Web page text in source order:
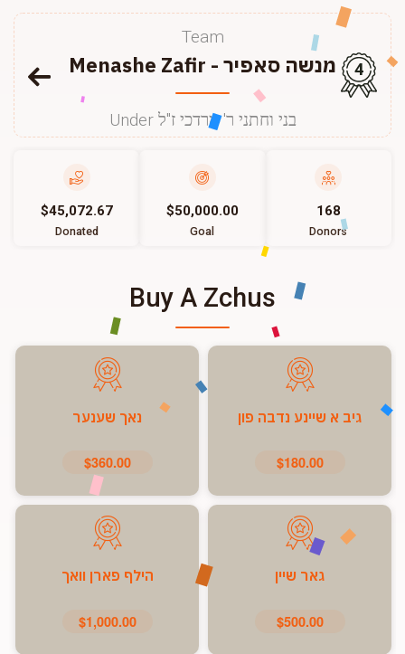
Team
Menashe Zafir - מנשה סאפיר
Under בני וחתני ר' מרדכי ז"ל
4
$45,072.67
Donated
$50,000.00
Goal
168
Donors
Buy A Zchus
גיב א שיינע נדבה פון
$180.00
נאך שענער
$360.00
גאר שיין
$500.00
הילף פארן וואך
$1,000.00